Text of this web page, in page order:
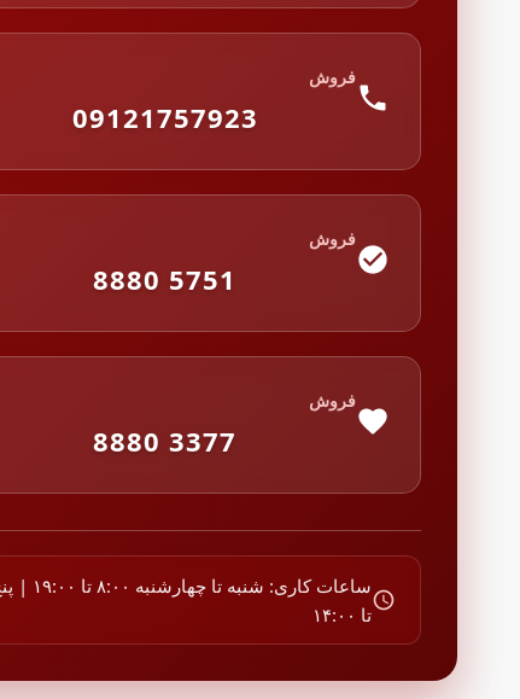
فروش
09121757923
فروش
8880 5751
فروش
8880 3377
تا ۱۴:۰۰